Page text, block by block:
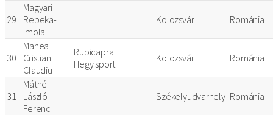
29
Magyari
Rebeka-
Imola
Kolozsvár Románia
30
Manea
Cristian
Claudiu
Rupicapra
Hegyisport
Kolozsvár Románia
31
Máthé
László
Ferenc
Székelyudvarhely Románia